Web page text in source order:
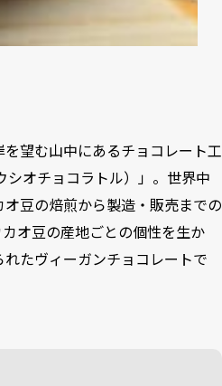
望む山中にあるチョコレート工
シオチョコラトル）」。世界中
豆の焙煎から製造・販売までの
オ豆の産地ごとの個性を生か
たヴィーガンチョコレートで